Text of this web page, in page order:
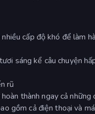
cấp độ khó để làm
sáng kể câu chuyện
rũ
thành ngay cả những
gồm cả điện thoại và